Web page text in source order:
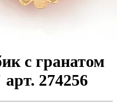
с гранатом
274256